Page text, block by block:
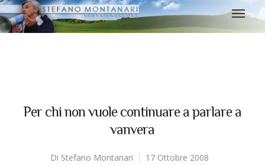
Per chi non vuole continuare a parlare a
vanvera
Di Stefano Montanari
17 Ottobre 2008